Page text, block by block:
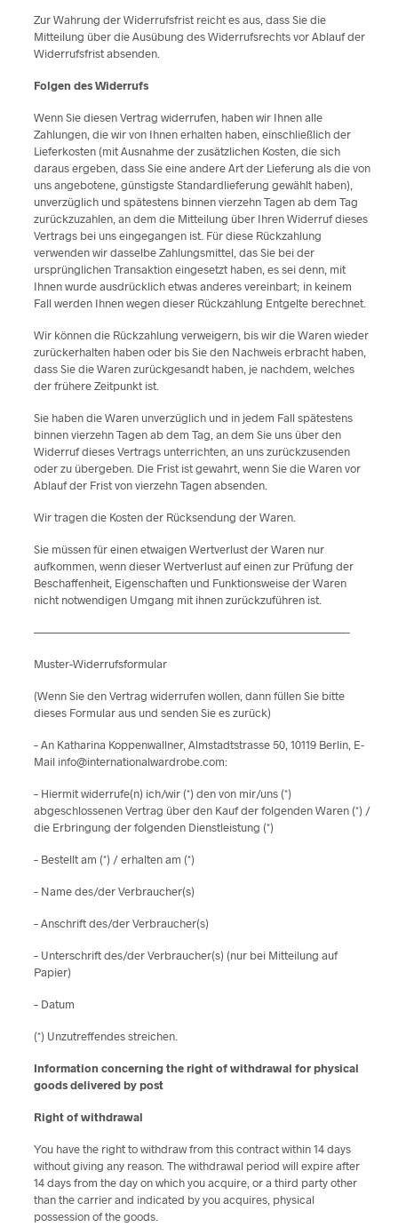
Zur Wahrung der Widerrufsfrist reicht es aus, dass Sie die
Mitteilung über die Ausübung des Widerrufsrechts vor Ablauf der
Widerrufsfrist absenden.
Folgen des Widerrufs
Wenn Sie diesen Vertrag widerrufen, haben wir Ihnen alle
Zahlungen, die wir von Ihnen erhalten haben, einschließlich der
Lieferkosten (mit Ausnahme der zusätzlichen Kosten, die sich
daraus ergeben, dass Sie eine andere Art der Lieferung als die von
uns angebotene, günstigste Standardlieferung gewählt haben),
unverzüglich und spätestens binnen vierzehn Tagen ab dem Tag
zurückzuzahlen, an dem die Mitteilung über Ihren Widerruf dieses
Vertrags bei uns eingegangen ist. Für diese Rückzahlung
verwenden wir dasselbe Zahlungsmittel, das Sie bei der
ursprünglichen Transaktion eingesetzt haben, es sei denn, mit
Ihnen wurde ausdrücklich etwas anderes vereinbart; in keinem
Fall werden Ihnen wegen dieser Rückzahlung Entgelte berechnet.
Wir können die Rückzahlung verweigern, bis wir die Waren wieder
zurückerhalten haben oder bis Sie den Nachweis erbracht haben,
dass Sie die Waren zurückgesandt haben, je nachdem, welches
der frühere Zeitpunkt ist.
Sie haben die Waren unverzüglich und in jedem Fall spätestens
binnen vierzehn Tagen ab dem Tag, an dem Sie uns über den
Widerruf dieses Vertrags unterrichten, an uns zurückzusenden
oder zu übergeben. Die Frist ist gewahrt, wenn Sie die Waren vor
Ablauf der Frist von vierzehn Tagen absenden.
Wir tragen die Kosten der Rücksendung der Waren.
Sie müssen für einen etwaigen Wertverlust der Waren nur
aufkommen, wenn dieser Wertverlust auf einen zur Prüfung der
Beschaffenheit, Eigenschaften und Funktionsweise der Waren
nicht notwendigen Umgang mit ihnen zurückzuführen ist.
———————————————————————————–
Muster-Widerrufsformular
(Wenn Sie den Vertrag widerrufen wollen, dann füllen Sie bitte
dieses Formular aus und senden Sie es zurück)
– An Katharina Koppenwallner, Almstadtstrasse 50, 10119 Berlin, E-
Mail info@internationalwardrobe.com:
– Hiermit widerrufe(n) ich/wir (*) den von mir/uns (*)
abgeschlossenen Vertrag über den Kauf der folgenden Waren (*) /
die Erbringung der folgenden Dienstleistung (*)
– Bestellt am (*) / erhalten am (*)
– Name des/der Verbraucher(s)
– Anschrift des/der Verbraucher(s)
– Unterschrift des/der Verbraucher(s) (nur bei Mitteilung auf
Papier)
– Datum
(*) Unzutreffendes streichen.
Information concerning the right of withdrawal for physical
goods delivered by post
Right of withdrawal
You have the right to withdraw from this contract within 14 days
without giving any reason. The withdrawal period will expire after
14 days from the day on which you acquire, or a third party other
than the carrier and indicated by you acquires, physical
possession of the goods.